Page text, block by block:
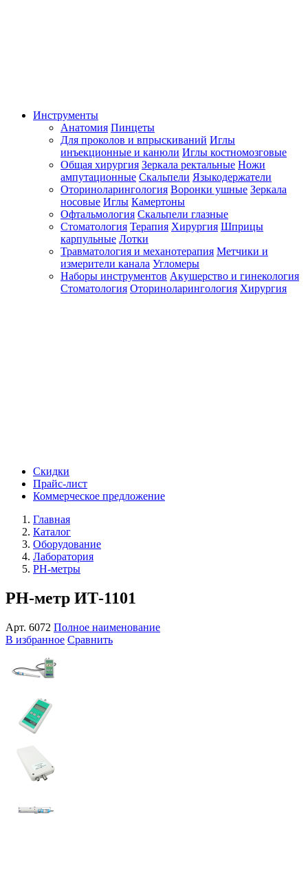
Инструменты
Анатомия Пинцеты
Для проколов и впрыскиваний Иглы
инъекционные и канюли Иглы костномозговые
Общая хирургия Зеркала ректальные Ножи
ампутационные Скальпели Языкодержатели
Оториноларингология Воронки ушные Зеркала
носовые Иглы Камертоны
Офтальмология Скальпели глазные
Стоматология Терапия Хирургия Шприцы
карпульные Лотки
Травматология и механотерапия Метчики и
измерители канала Угломеры
Наборы инструментов Акушерство и гинекология
Стоматология Оториноларингология Хирургия
Скидки
Прайс-лист
Коммерческое предложение
Главная
Каталог
Оборудование
Лаборатория
PH-метры
PH-метр ИТ-1101
Арт. 6072 Полное наименование
В избранное Сравнить